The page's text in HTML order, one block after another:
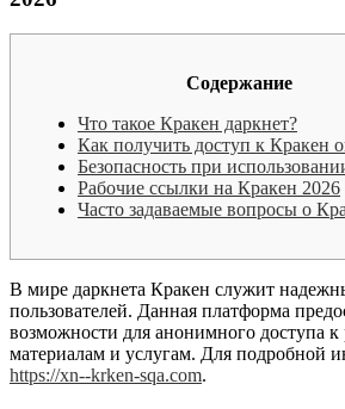
Содержание
Что такое Кракен даркнет?
Как получить доступ к Кракен
Безопасность при
Рабочие ссылки на Кракен 2026
Часто задаваемые вопросы о
В мире даркнета Кракен служит
пользователей. Данная платформа
возможности для анонимного доступа
материалам и услугам. Для подробной
https://xn--krken-sqa.com.